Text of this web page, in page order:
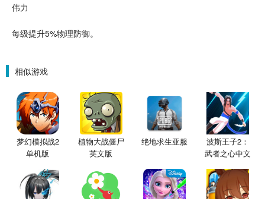
伟力
每级提升5%物理防御。
相似游戏
梦幻模拟战2
单机版
植物大战僵尸
英文版
绝地求生亚服
波斯王子2：
武者之心中文